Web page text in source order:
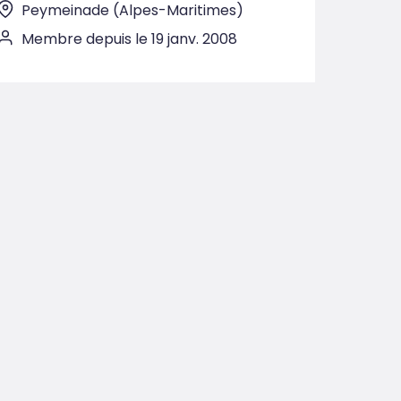
Peymeinade (Alpes-Maritimes)
Membre depuis le 19 janv. 2008